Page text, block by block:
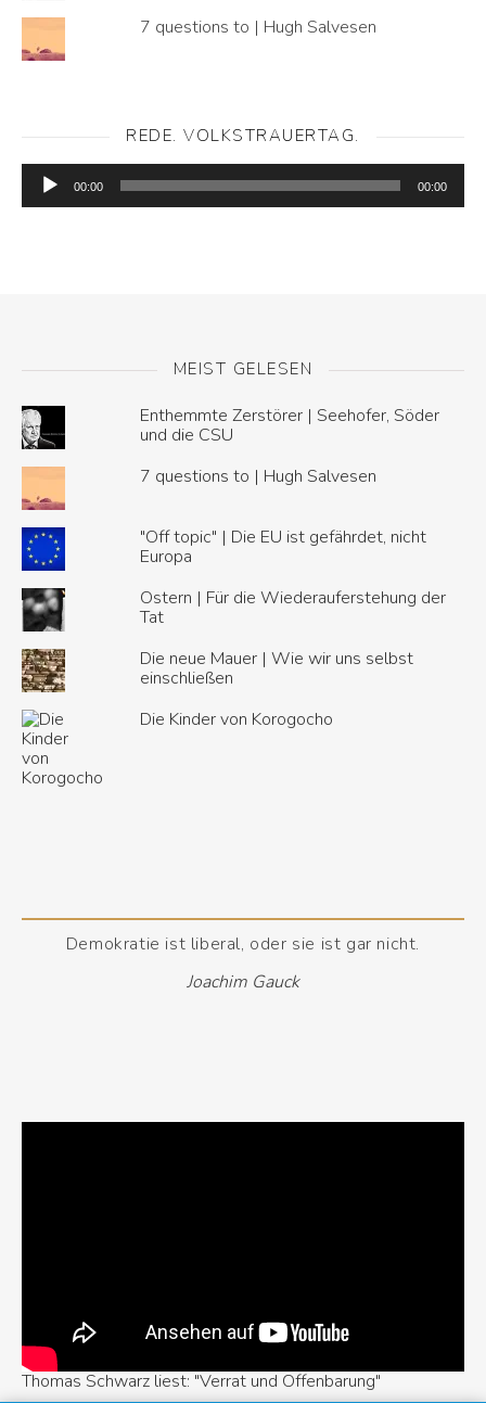
7 questions to | Hugh Salvesen
REDE. VOLKSTRAUERTAG.
Audio-
Player
00:00 00:00
MEIST GELESEN
Enthemmte Zerstörer | Seehofer, Söder
und die CSU
7 questions to | Hugh Salvesen
"Off topic" | Die EU ist gefährdet, nicht
Europa
Ostern | Für die Wiederauferstehung der
Tat
Die neue Mauer | Wie wir uns selbst
einschließen
Die Kinder von Korogocho
Demokratie ist liberal, oder sie ist gar nicht.
Joachim Gauck
Thomas Schwarz liest: "Verrat und Offenbarung"